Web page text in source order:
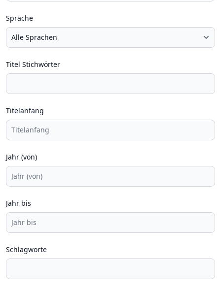
Sprache
Titel Stichwörter
Titelanfang
Jahr (von)
Jahr bis
Schlagworte